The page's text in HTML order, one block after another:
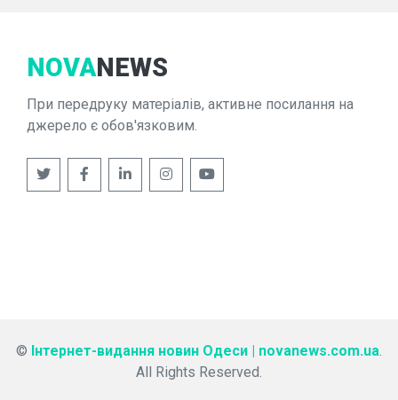
NOVANEWS
При передруку матеріалів, активне посилання на
джерело є обов'язковим.
© Інтернет-видання новин Одеси | novanews.com.ua.
All Rights Reserved.